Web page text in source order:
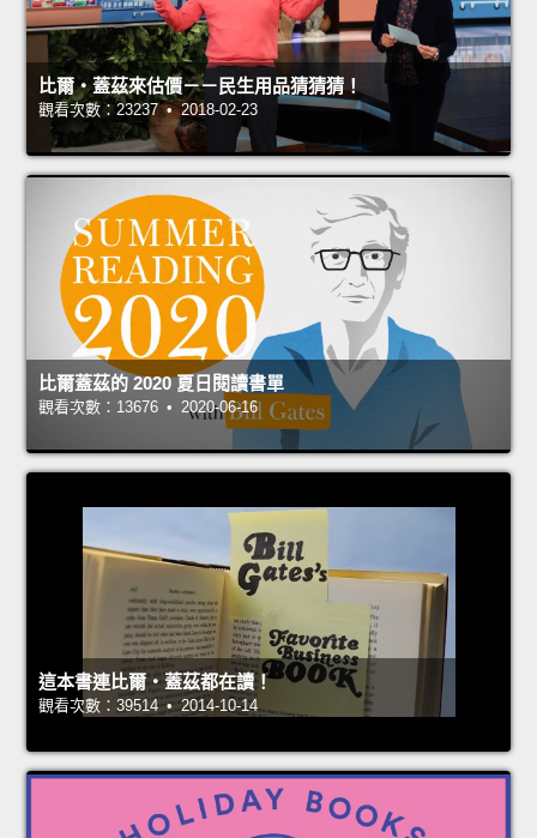
比爾‧蓋茲來估價－－民生用品猜猜猜！
觀看次數：23237 • 2018-02-23
比爾蓋茲的 2020 夏日閱讀書單
觀看次數：13676 • 2020-06-16
這本書連比爾‧蓋茲都在讀！
觀看次數：39514 • 2014-10-14